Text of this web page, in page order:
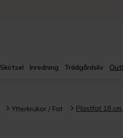
Skötsel Inredning Trädgårdsliv
Ytterkrukor / Fat Plastfat 18